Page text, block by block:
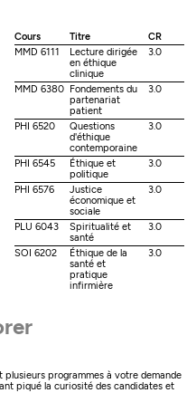
Cours Titre
CR
MMD 6111
Lecture dirigée
en éthique
clinique
3.0
MMD 6380 Fondements du
partenariat
patient
3.0
PHI 6520
Questions
d'éthique
contemporaine
3.0
PHI 6545
Éthique et
politique
3.0
PHI 6576
Justice
économique et
sociale
3.0
PLU 6043
Spiritualité et
santé
3.0
SOI 6202
Éthique de la
santé et
pratique
infirmière
3.0
programmes à votre demande
piqué la curiosité des candidates et